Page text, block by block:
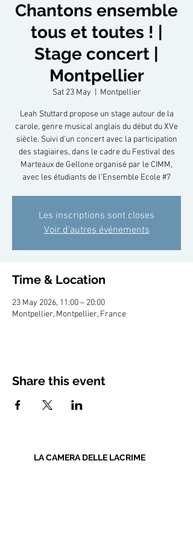
Chantons ensemble
tous et toutes ! |
Stage concert |
Montpellier
Sat 23 May
  |
Montpellier
Leah Stuttard propose un stage autour de la
carole, genre musical anglais du début du XVe
siècle. Suivi d'un concert avec la participation
des stagiaires, dans le cadre du Festival des
Marteaux de Gellone organisé par le CIMM,
avec les étudiants de l'Ensemble Ecole #7
Les inscriptions sont closes
Voir d'autres événements
Time & Location
23 May 2026, 11:00 – 20:00
Montpellier, Montpellier, France
Share this event
LA CAMERA DELLE LACRIME